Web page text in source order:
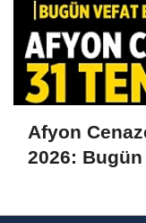
Afyon
2026: